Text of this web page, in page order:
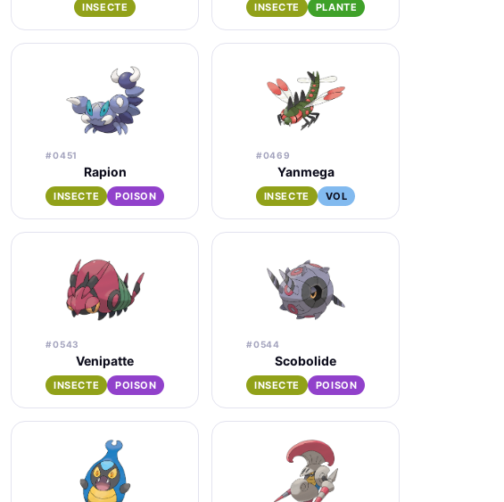
INSECTE INSECTE PLANTE
#0451
Rapion
INSECTE POISON
#0469
Yanmega
INSECTE VOL
#0543
Venipatte
INSECTE POISON
#0544
Scobolide
INSECTE POISON